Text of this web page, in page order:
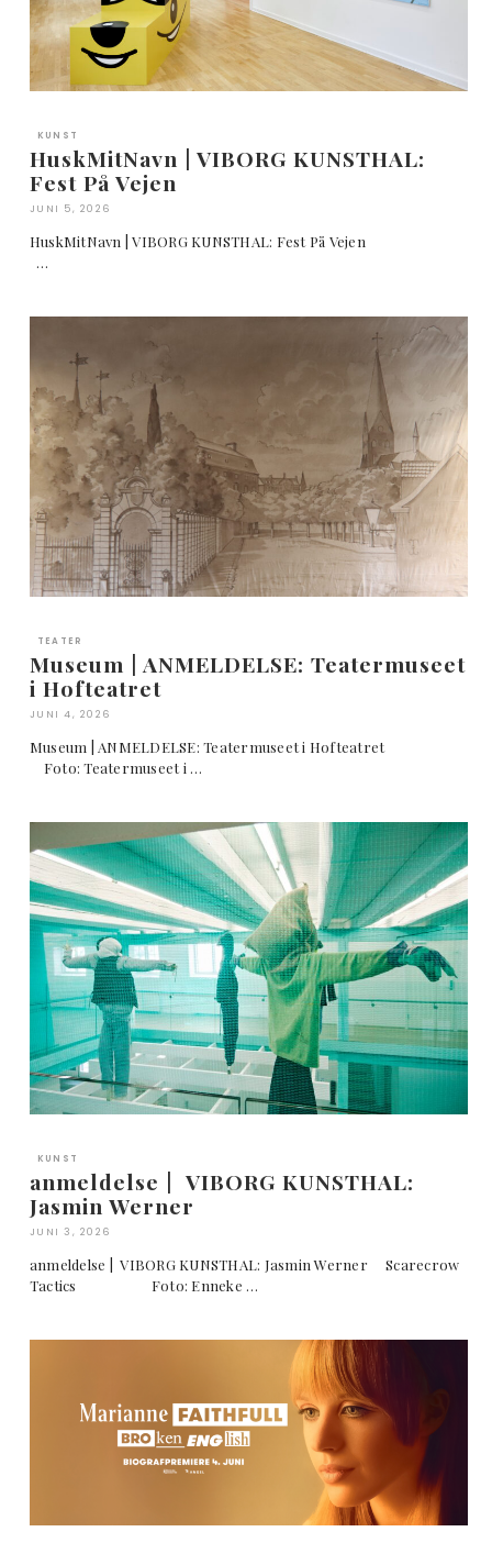
KUNST
HuskMitNavn | VIBORG KUNSTHAL:
Fest På Vejen
JUNI 5, 2026
HuskMitNavn | VIBORG KUNSTHAL: Fest På Vejen
…
TEATER
Museum | ANMELDELSE: Teatermuseet
i Hofteatret
JUNI 4, 2026
Museum | ANMELDELSE: Teatermuseet i Hofteatret
Foto: Teatermuseet i …
KUNST
anmeldelse | VIBORG KUNSTHAL:
Jasmin Werner
JUNI 3, 2026
anmeldelse | VIBORG KUNSTHAL: Jasmin Werner Scarecrow
Tactics Foto: Enneke …